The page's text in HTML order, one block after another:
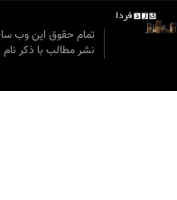
تمام حقوق این وب
نشر مطالب با ذکر نام